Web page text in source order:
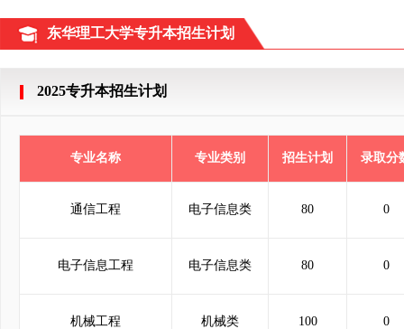
东华理工大学专升本招生计划
2025专升本招生计划
专业名称 专业类别 招生计划 录取分
通信工程 电子信息类 80 0
电子信息工程 电子信息类 80 0
机械工程 机械类 100 0